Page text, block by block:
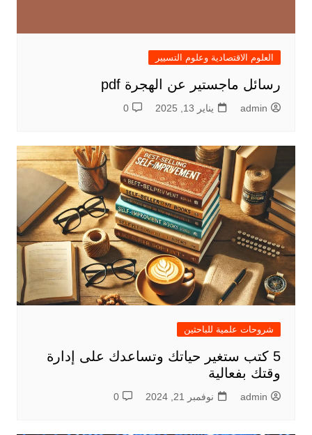
العلوم الاقتصادية وعلوم التسيير
رسائل ماجستير عن الهجرة pdf
admin يناير 13, 2025 0
شروحات علمية للباحثين
5 كتب ستغير حياتك وتساعدك على إدارة
وقتك بفعالية
admin نوفمبر 21, 2024 0